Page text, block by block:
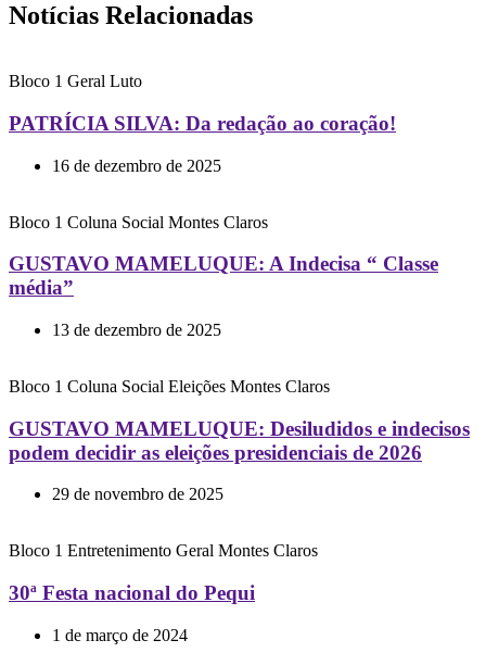
Notícias Relacionadas
Bloco 1 Geral Luto
PATRÍCIA SILVA: Da redação ao coração!
16 de dezembro de 2025
Bloco 1 Coluna Social Montes Claros
GUSTAVO MAMELUQUE: A Indecisa “ Classe
média”
13 de dezembro de 2025
Bloco 1 Coluna Social Eleições Montes Claros
GUSTAVO MAMELUQUE: Desiludidos e indecisos
podem decidir as eleições presidenciais de 2026
29 de novembro de 2025
Bloco 1 Entretenimento Geral Montes Claros
30ª Festa nacional do Pequi
1 de março de 2024